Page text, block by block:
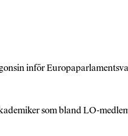
inför
som bland LO-